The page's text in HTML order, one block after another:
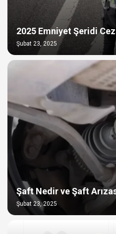
2025 Emniyet Şeridi
Şubat 23, 2025
Şaft Nedir ve Şaft
Şubat 23, 2025